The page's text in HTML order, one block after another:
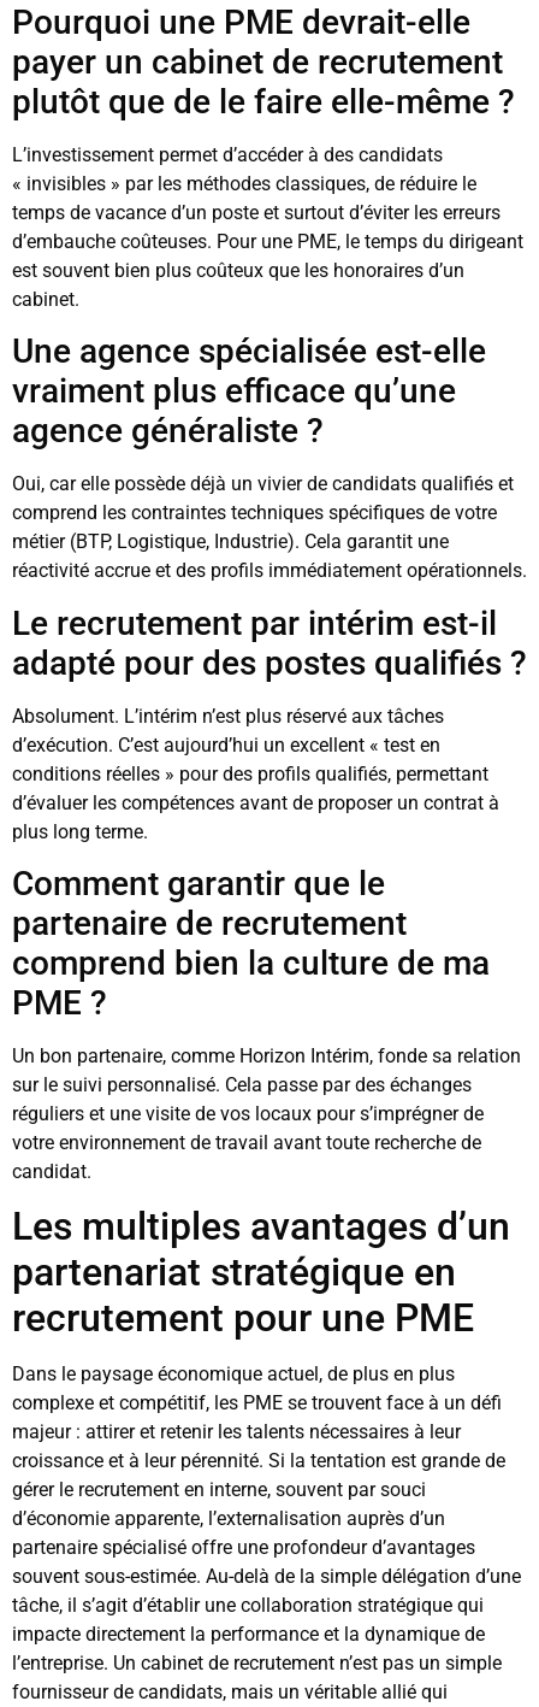
Pourquoi une PME devrait-elle
payer un cabinet de recrutement
plutôt que de le faire elle-même ?
L’investissement permet d’accéder à des candidats
« invisibles » par les méthodes classiques, de réduire le
temps de vacance d’un poste et surtout d’éviter les erreurs
d’embauche coûteuses. Pour une PME, le temps du dirigeant
est souvent bien plus coûteux que les honoraires d’un
cabinet.
Une agence spécialisée est-elle
vraiment plus efficace qu’une
agence généraliste ?
Oui, car elle possède déjà un vivier de candidats qualifiés et
comprend les contraintes techniques spécifiques de votre
métier (BTP, Logistique, Industrie). Cela garantit une
réactivité accrue et des profils immédiatement opérationnels.
Le recrutement par intérim est-il
adapté pour des postes qualifiés ?
Absolument. L’intérim n’est plus réservé aux tâches
d’exécution. C’est aujourd’hui un excellent « test en
conditions réelles » pour des profils qualifiés, permettant
d’évaluer les compétences avant de proposer un contrat à
plus long terme.
Comment garantir que le
partenaire de recrutement
comprend bien la culture de ma
PME ?
Un bon partenaire, comme Horizon Intérim, fonde sa relation
sur le suivi personnalisé. Cela passe par des échanges
réguliers et une visite de vos locaux pour s’imprégner de
votre environnement de travail avant toute recherche de
candidat.
Les multiples avantages d’un
partenariat stratégique en
recrutement pour une PME
Dans le paysage économique actuel, de plus en plus
complexe et compétitif, les PME se trouvent face à un défi
majeur : attirer et retenir les talents nécessaires à leur
croissance et à leur pérennité. Si la tentation est grande de
gérer le recrutement en interne, souvent par souci
d’économie apparente, l’externalisation auprès d’un
partenaire spécialisé offre une profondeur d’avantages
souvent sous-estimée. Au-delà de la simple délégation d’une
tâche, il s’agit d’établir une collaboration stratégique qui
impacte directement la performance et la dynamique de
l’entreprise. Un cabinet de recrutement n’est pas un simple
fournisseur de candidats, mais un véritable allié qui